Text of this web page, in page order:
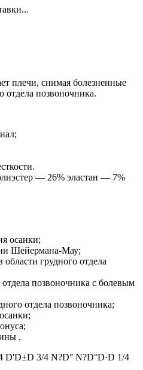
плечи, снимая болезненные
отдела позвоночника.
— 26% эластан — 7%
осанки;
Шейермана-Мау;
грудного отдела
позвоночника с болевым
отдела позвоночника;
.